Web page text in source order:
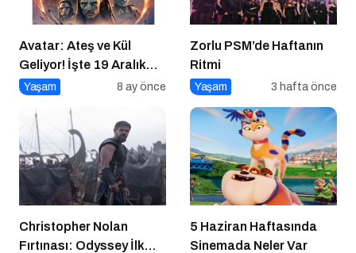
Avatar: Ateş ve Kül
Geliyor! İşte 19 Aralık
Vizyon Filmleri
Yaşam 8 ay önce
Zorlu PSM’de Haftanın
Ritmi
Yaşam 3 hafta önce
Christopher Nolan
Fırtınası: Odyssey İlk
5 Haziran Haftasında
Sinemada Neler Var